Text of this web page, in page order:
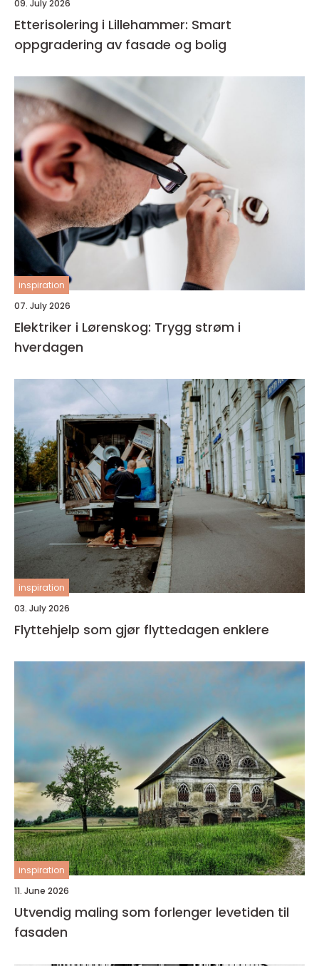
09. July 2026
Etterisolering i Lillehammer: Smart
oppgradering av fasade og bolig
inspiration
07. July 2026
Elektriker i Lørenskog: Trygg strøm i
hverdagen
inspiration
03. July 2026
Flyttehjelp som gjør flyttedagen enklere
inspiration
11. June 2026
Utvendig maling som forlenger levetiden til
fasaden